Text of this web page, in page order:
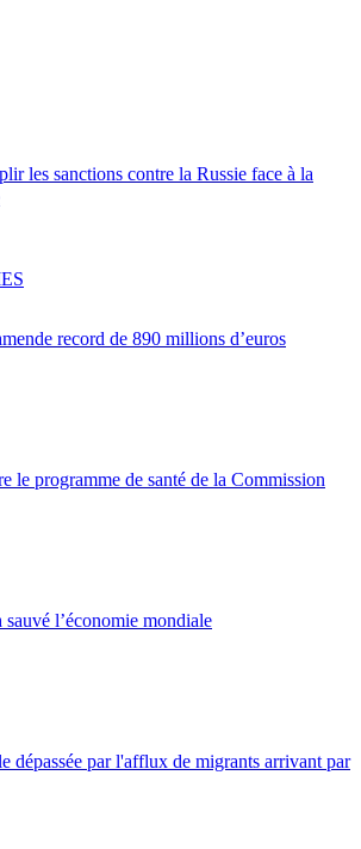
les sanctions contre la Russie face à la
record de 890 millions d’euros
le programme de santé de la Commission
l’économie mondiale
dépassée par l'afflux de migrants arrivant par